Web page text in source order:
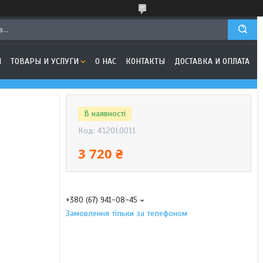
ТОВАРЫ И УСЛУГИ О НАС КОНТАКТЫ ДОСТАВКА И ОПЛАТА
В наявності
Код: 4120L0011
3 720 ₴
+380 (67) 941-08-45
Замовлення тільки за телефоном